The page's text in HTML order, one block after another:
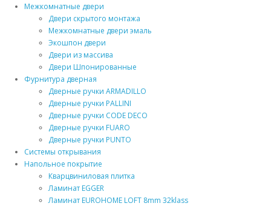
Межкомнатные двери
Двери скрытого монтажа
Межкомнатные двери эмаль
Экошпон двери
Двери из массива
Двери Шпонированные
Фурнитура дверная
Дверные ручки ARMADILLO
Дверные ручки PALLINI
Дверные ручки CODE DECO
Дверные ручки FUARO
Дверные ручки PUNTO
Системы открывания
Напольное покрытие
Кварцвиниловая плитка
Ламинат EGGER
Ламинат EUROHOME LOFT 8mm 32klass